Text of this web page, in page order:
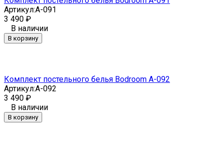
Артикул:A-091
3 490 ₽
В наличии
В корзину
Комплект постельного белья Bodroom A-092
Артикул:A-092
3 490 ₽
В наличии
В корзину